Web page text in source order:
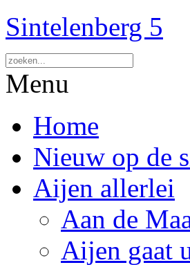
Sintelenberg 5
Menu
Home
Nieuw op de
Aijen allerlei
Aan de
Aijen gaat